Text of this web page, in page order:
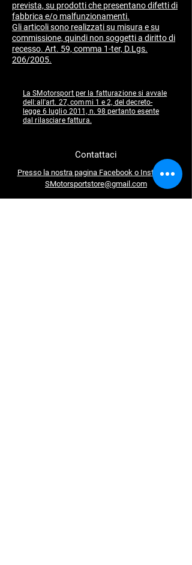
prevista, su prodotti che presentano difetti di
fabbrica e/o malfunzionamenti.
​Gli articoli sono realizzati su misura e su
commissione, quindi non soggetti a diritto di
recesso. Art. 59, comma 1-ter, D.Lgs.
206/2005.
La SMotorsport per la fatturazione si avvale
dell:all'art. 27, commi 1 e 2, del decreto-
legge 6 luglio 2011, n. 98 pertanto esente
dal rilasciare fattura.
Contattaci
Presso la nostra pagina Facebook o Instagram
SMotorsportstore@gmail.com